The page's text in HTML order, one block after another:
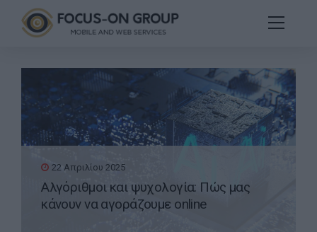
22 Απριλίου 2025
Αλγόριθμοι και ψυχολογία: Πώς μας
κάνουν να αγοράζουμε online